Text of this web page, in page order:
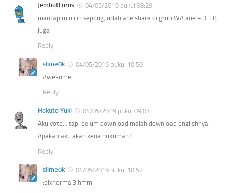
JembutLurus
04/05/2019 pukul 08:29
mantap min ijin sepong, udah ane share di grup WA ane + Di FB
juga
Reply
slime0k
04/05/2019 pukul 10:50
Awesome
Reply
Hokuto Yuki
04/05/2019 pukul 09:05
Aku vote… tapi belum download malah download englishnya.
Apakah aku akan kena hukuman?
Reply
slime0k
04/05/2019 pukul 10:52
:pixnormal3 hmm